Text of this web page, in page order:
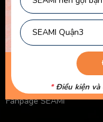
Chính Sách Bảo Mật Của
Chính Sách Công Khai
Điều Khoản Logo
Danh Sách Giáo Viên
Fanpage SEAMI
*Điều kiện và